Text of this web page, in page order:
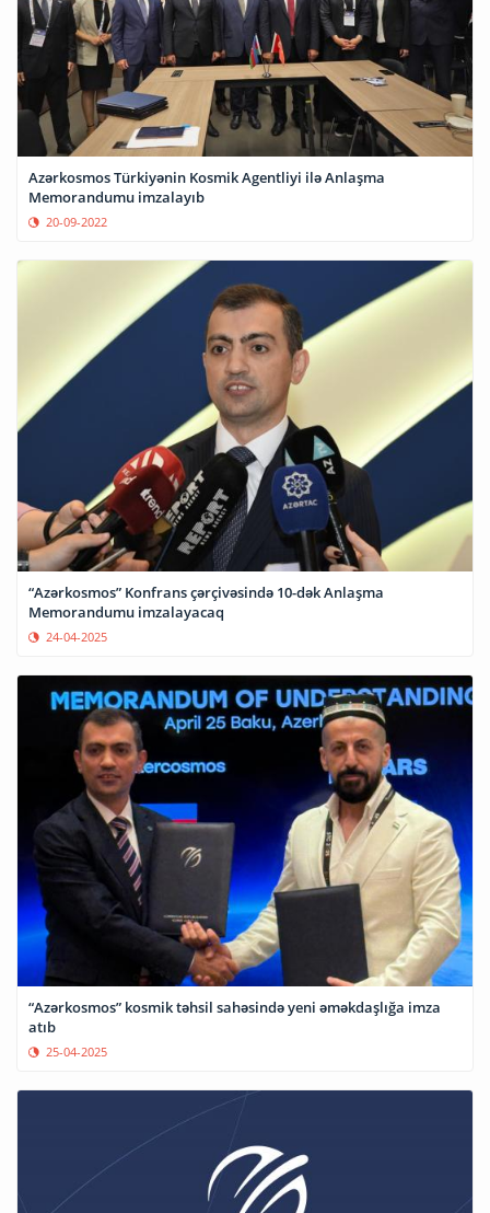
Azərkosmos Türkiyənin Kosmik Agentliyi ilə Anlaşma
Memorandumu imzalayıb
20-09-2022
“Azərkosmos” Konfrans çərçivəsində 10-dək Anlaşma
Memorandumu imzalayacaq
24-04-2025
“Azərkosmos” kosmik təhsil sahəsində yeni əməkdaşlığa imza
atıb
25-04-2025